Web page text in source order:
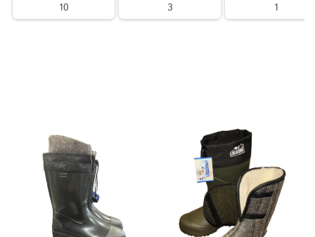
10 3 1